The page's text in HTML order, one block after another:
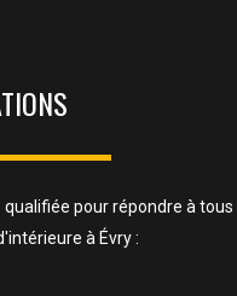
pour répondre à tous
à Évry :